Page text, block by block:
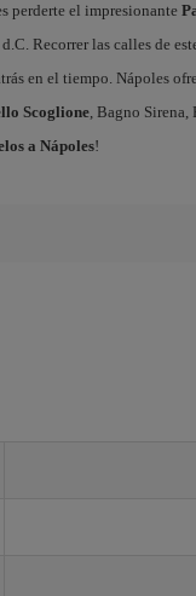
perderte el impresionante
Recorrer las calles de
en el tiempo. Nápoles
Scoglione, Bagno Sirena,
a Nápoles!